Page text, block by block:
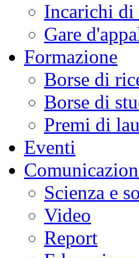
Incarichi di
Gare
Formazione
Borse di
Borse di
Premi di
Eventi
Scienza e
Video
Report